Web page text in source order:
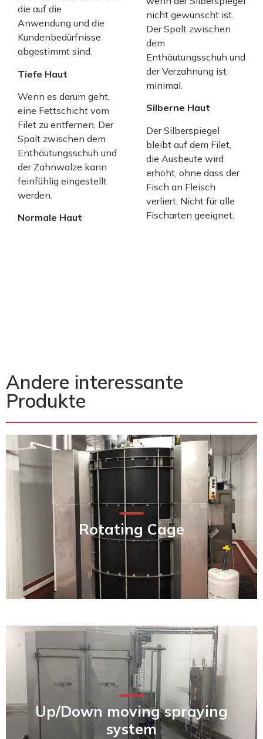
die auf die
Anwendung und die
Kundenbedürfnisse
abgestimmt sind.
Tiefe Haut
Wenn es darum geht,
eine Fettschicht vom
Filet zu entfernen. Der
Spalt zwischen dem
Enthäutungsschuh und
der Zahnwalze kann
feinfühlig eingestellt
werden.
Normale Haut
nicht gewünscht ist.
Der Spalt zwischen
dem
Enthäutungsschuh und
der Verzahnung ist
minimal.
Silberne Haut
Der Silberspiegel
bleibt auf dem Filet,
die Ausbeute wird
erhöht, ohne dass der
Fisch an Fleisch
verliert. Nicht für alle
Fischarten geeignet.
Andere interessante
Produkte
Rotating Cage
Up/Down moving spraying
system